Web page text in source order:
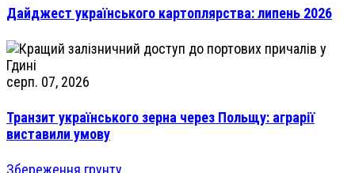
Дайджест українського картоплярства: липень 2026
серп. 07, 2026
Транзит українського зерна через Польщу: аграрії
виставили умову
Збереження грунту